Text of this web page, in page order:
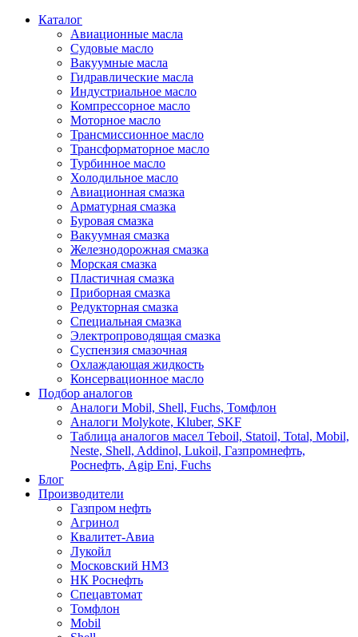
Каталог
Авиационные масла
Судовые масло
Вакуумные масла
Гидравлические масла
Индустриальное масло
Компрессорное масло
Моторное масло
Трансмиссионное масло
Трансформаторное масло
Турбинное масло
Холодильное масло
Авиационная смазка
Арматурная смазка
Буровая смазка
Вакуумная смазка
Железнодорожная смазка
Морская смазка
Пластичная смазка
Приборная смазка
Редукторная смазка
Специальная смазка
Электропроводящая смазка
Суспензия смазочная
Охлаждающая жидкость
Консервационное масло
Подбор аналогов
Аналоги Mobil, Shell, Fuchs, Томфлон
Аналоги Molykote, Kluber, SKF
Таблица аналогов масел Teboil, Statoil, Total, Mobil,
Neste, Shell, Addinol, Lukoil, Газпромнефть,
Роснефть, Agip Eni, Fuchs
Блог
Производители
Газпром нефть
Агринол
Квалитет-Авиа
Лукойл
Московский НМЗ
НК Роснефть
Спецавтомат
Томфлон
Mobil